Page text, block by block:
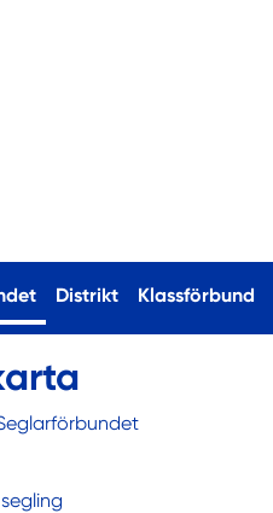
(current)
Distrikt Klassförbund